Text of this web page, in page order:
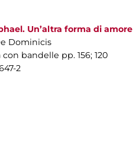
Un’altra forma di amore
Dominicis
bandelle pp. 156; 120
2